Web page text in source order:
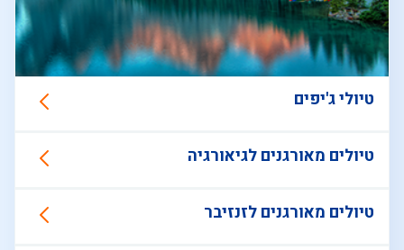
טיולי ג'יפים
טיולים מאורגנים לגיאורגיה
טיולים מאורגנים לזנזיבר